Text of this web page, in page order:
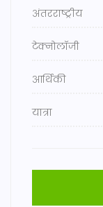
अंतरराष्ट्रीय
टेक्नोलॉजी
आर्थिकी
यात्रा